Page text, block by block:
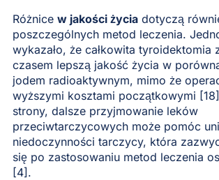
Różnice w jakości życiadotyczą
poszczególnych metod leczenia.
wykazało, że całkowita tyroidektomia
czasem lepszą jakość życia w
jodem radioaktywnym, mimo że
wyższymi kosztami początkowymi
strony, dalsze przyjmowanie leków
przeciwtarczycowych może pomóc
niedoczynności tarczycy, która
się po zastosowaniu metod leczenia
[4].